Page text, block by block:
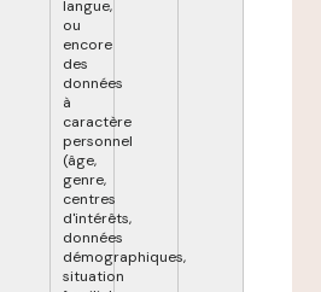
langue,
ou
encore
des
données
à
caractère
personnel
(âge,
genre,
centres
d'intérêts,
données
démographiques,
situation